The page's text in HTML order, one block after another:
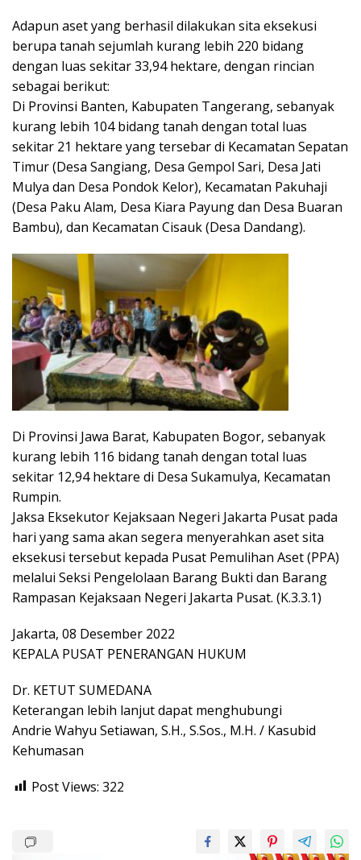
Adapun aset yang berhasil dilakukan sita eksekusi
berupa tanah sejumlah kurang lebih 220 bidang
dengan luas sekitar 33,94 hektare, dengan rincian
sebagai berikut:
Di Provinsi Banten, Kabupaten Tangerang, sebanyak
kurang lebih 104 bidang tanah dengan total luas
sekitar 21 hektare yang tersebar di Kecamatan Sepatan
Timur (Desa Sangiang, Desa Gempol Sari, Desa Jati
Mulya dan Desa Pondok Kelor), Kecamatan Pakuhaji
(Desa Paku Alam, Desa Kiara Payung dan Desa Buaran
Bambu), dan Kecamatan Cisauk (Desa Dandang).
Di Provinsi Jawa Barat, Kabupaten Bogor, sebanyak
kurang lebih 116 bidang tanah dengan total luas
sekitar 12,94 hektare di Desa Sukamulya, Kecamatan
Rumpin.
Jaksa Eksekutor Kejaksaan Negeri Jakarta Pusat pada
hari yang sama akan segera menyerahkan aset sita
eksekusi tersebut kepada Pusat Pemulihan Aset (PPA)
melalui Seksi Pengelolaan Barang Bukti dan Barang
Rampasan Kejaksaan Negeri Jakarta Pusat. (K.3.3.1)
Jakarta, 08 Desember 2022
KEPALA PUSAT PENERANGAN HUKUM
Dr. KETUT SUMEDANA
Keterangan lebih lanjut dapat menghubungi
Andrie Wahyu Setiawan, S.H., S.Sos., M.H. / Kasubid
Kehumasan
Post Views: 322